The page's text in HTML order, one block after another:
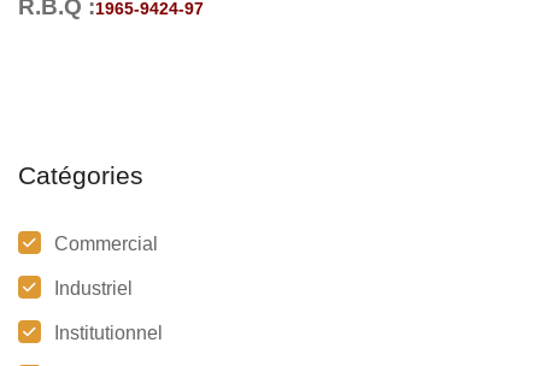
R.B.Q :1965-9424-97
Catégories
Commercial
Industriel
Institutionnel